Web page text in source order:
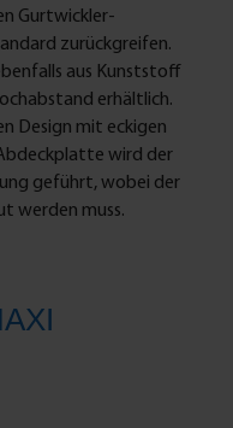
Gurtwickler-
zurückgreifen.
aus Kunststoff
erhältlich.
Design mit eckigen
wird der
geführt, wobei der
werden muss.